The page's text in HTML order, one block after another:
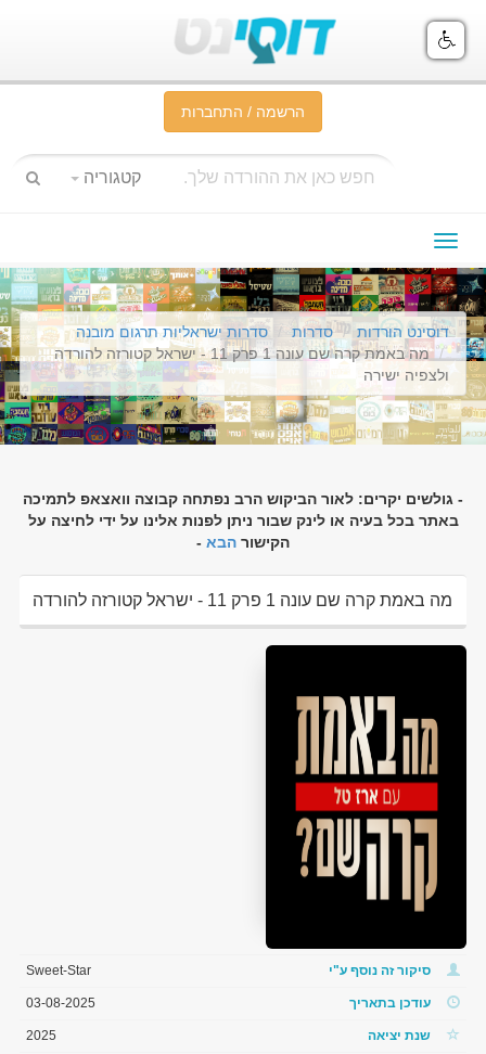
הרשמה / התחברות
קטגוריה
תפריט
ניווט
דוסינט הורדות סדרות
סדרות ישראליות תרגום מובנה
מה באמת קרה שם עונה 1 פרק 11 - ישראל קטורזה להורדה
ולצפיה ישירה
- גולשים יקרים: לאור הביקוש הרב נפתחה קבוצה וואצאפ לתמיכה
באתר בכל בעיה או לינק שבור ניתן לפנות אלינו על ידי לחיצה על
הקישור הבא -
מה באמת קרה שם עונה 1 פרק 11 - ישראל קטורזה להורדה
ולצפיה ישירה
סיקור זה נוסף ע"י Sweet-Star
עודכן בתאריך 03-08-2025
שנת יציאה 2025